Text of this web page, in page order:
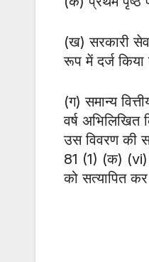
(ख) सरकारी
रूप में दर्ज
(ग) समान्य
वर्ष
उस विवरण की
81 (1) (क) (vi)
को सत्यापित